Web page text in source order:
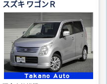
スズキ ワゴンＲ